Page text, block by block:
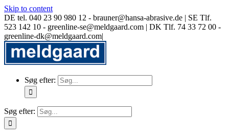
Skip to content
DE tel. 040 23 90 980 12 - brauner@hansa-abrasive.de | SE Tlf.
523 142 10 - greenline-se@meldgaard.com | DK Tlf. 74 33 72 00 -
greenline-dk@meldgaard.com|
Søg efter:
Søg efter: